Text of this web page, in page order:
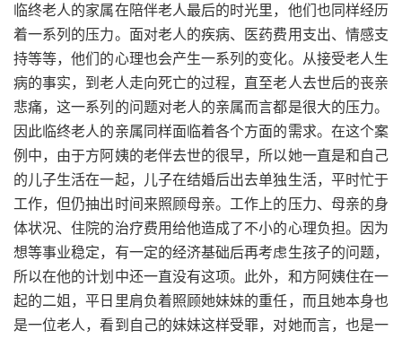
临终老人的家属在陪伴老人最后的时光里，他们也同样经历
着一系列的压力。面对老人的疾病、医药费用支出、情感支
持等等，他们的心理也会产生一系列的变化。从接受老人生
病的事实，到老人走向死亡的过程，直至老人去世后的丧亲
悲痛，这一系列的问题对老人的亲属而言都是很大的压力。
因此临终老人的亲属同样面临着各个方面的需求。在这个案
例中，由于方阿姨的老伴去世的很早，所以她一直是和自己
的儿子生活在一起，儿子在结婚后出去单独生活，平时忙于
工作，但仍抽出时间来照顾母亲。工作上的压力、母亲的身
体状况、住院的治疗费用给他造成了不小的心理负担。因为
想等事业稳定，有一定的经济基础后再考虑生孩子的问题，
所以在他的计划中还一直没有这项。此外，和方阿姨住在一
起的二姐，平日里肩负着照顾她妹妹的重任，而且她本身也
是一位老人，看到自己的妹妹这样受罪，对她而言，也是一